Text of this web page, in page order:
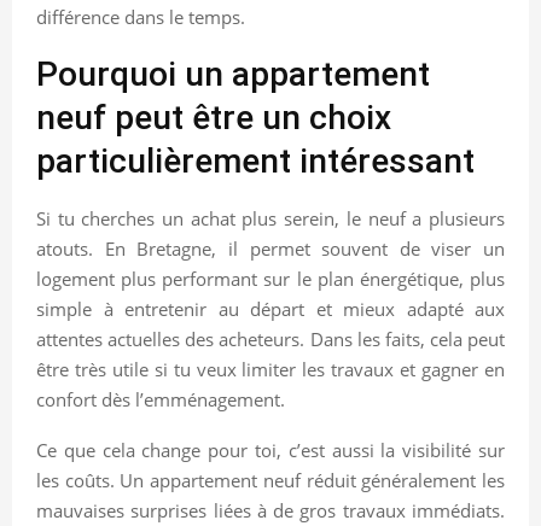
différence dans le temps.
Pourquoi un appartement
neuf peut être un choix
particulièrement intéressant
Si tu cherches un achat plus serein, le neuf a plusieurs
atouts. En Bretagne, il permet souvent de viser un
logement plus performant sur le plan énergétique, plus
simple à entretenir au départ et mieux adapté aux
attentes actuelles des acheteurs. Dans les faits, cela peut
être très utile si tu veux limiter les travaux et gagner en
confort dès l’emménagement.
Ce que cela change pour toi, c’est aussi la visibilité sur
les coûts. Un appartement neuf réduit généralement les
mauvaises surprises liées à de gros travaux immédiats.